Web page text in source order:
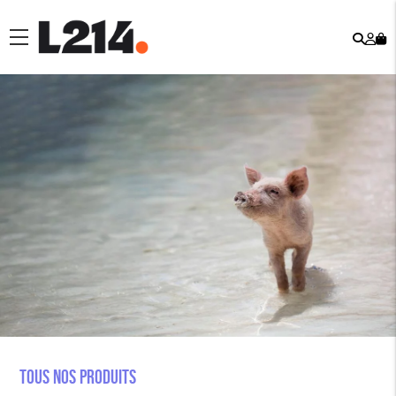
menu
Tous nos produits